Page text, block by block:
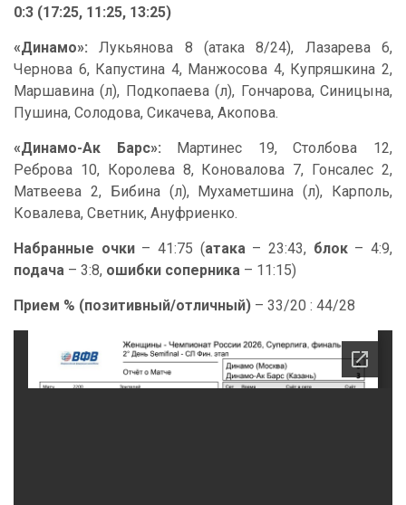
0:3 (17:25, 11:25, 13:25)
«Динамо»:Лукьянова 8 (атака 8/24), Лазарева 6,
Чернова 6, Капустина 4, Манжосова 4, Купряшкина 2,
Маршавина (л), Подкопаева (л), Гончарова, Синицына,
Пушина, Солодова, Сикачева, Акопова.
«Динамо-Ак Барс»: Мартинес 19, Столбова 12,
Реброва 10, Королева 8, Коновалова 7, Гонсалес 2,
Матвеева 2, Бибина (л), Мухаметшина (л), Карполь,
Ковалева, Светник, Ануфриенко.
Набранные очки– 41:75 (атака– 23:43, блок– 4:9,
подача – 3:8, ошибки соперника – 11:15)
Прием % (позитивный/отличный) – 33/20 : 44/28